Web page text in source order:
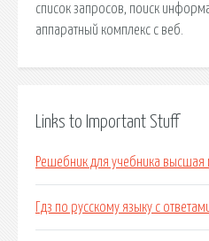
список запросов, поиск
аппаратный комплекс с веб.
Links to Important Stuff
Решебник для учебника высшая
Гдз по русскому языку с